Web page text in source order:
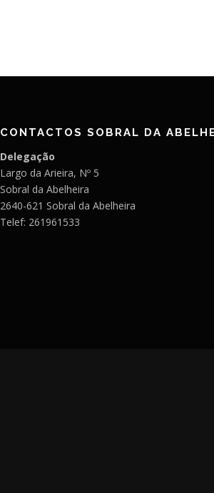
CONTACTOS SOBRAL DA
Delegação
Largo da Arieira, Nº 5
Sobral da Abelheira
2640-621 Sobral da Abelheira
Telef: 261961533